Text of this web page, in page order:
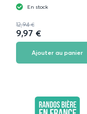
En stock
12,94 €
9,97 €
Ajouter au panier